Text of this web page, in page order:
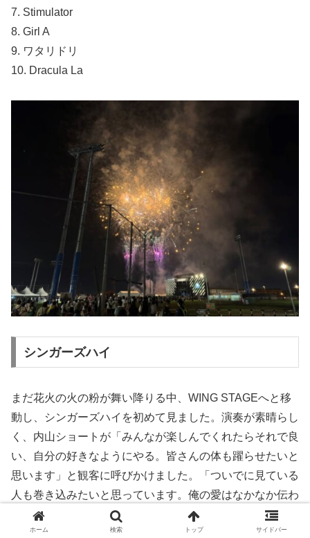
7. Stimulator
8. Girl A
9. ワタリドリ
10. Dracula La
シンガーズハイ
まだ花火の火の粉が舞い降りる中、WING STAGEへと移
動し、シンガーズハイを初めて見ました。演奏が素晴らし
く、内山ショートが「みんなが楽しんでくれたらそれで良
い、自分の好きなようにやる。皆さんの体も躍らせたいと
思います」と観客に呼びかけました。「ついでに見ている
人も巻き込みたいと思っています。俺の愛はなかなか伝わ
らないけど、みんなの愛も全部奪って花火にして打ち上げ
たい」と続け、その言葉通りの激しい演奏でライブを締め
ホーム 検索 トップ サイドバー